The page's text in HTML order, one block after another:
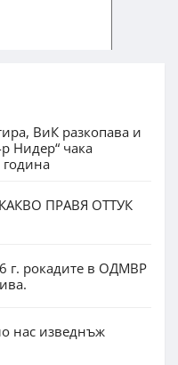
ВиК разкопава и
Нидер“ чака
година
ПРАВЯ ОТТУК
г. рокадите в ОДМВР
нас изведнъж